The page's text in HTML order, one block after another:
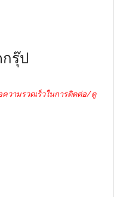
รุ๊ป
วามรวดเร็วในการติดต่อ/ดู